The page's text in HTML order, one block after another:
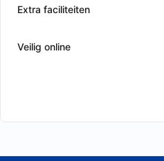
Extra faciliteiten
Veilig online